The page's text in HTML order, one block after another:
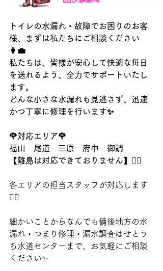
トイレの水漏れ・故障でお困りのお客
様、まずは私たちにご相談ください
👩‍💼
私たちは、皆様が安心して快適な毎日
を送れるよう、全力でサポートいたし
ます。
どんな小さな水漏れも見逃さず、迅速
かつ丁寧に修理を行います✨
🌹対応エリア🌹
福山　尾道　三原　府中　御調
【離島は対応できておりません】🙇‍♂️
各エリアの担当スタッフが対応します
👷‍♂️
細かいことからなんでも備後地方の水
漏れ・つまり修理・漏水調査はせとう
ち水道センターまで、お気軽にご相談
ください✨